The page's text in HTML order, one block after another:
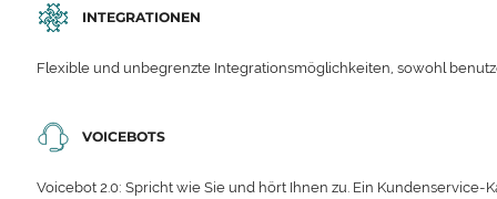
INTEGRATIONEN
Flexible und unbegrenzte Integrationsmöglichkeiten, sowohl
VOICEBOTS
Voicebot 2.0: Spricht wie Sie und hört Ihnen zu. Ein Kundenservice-